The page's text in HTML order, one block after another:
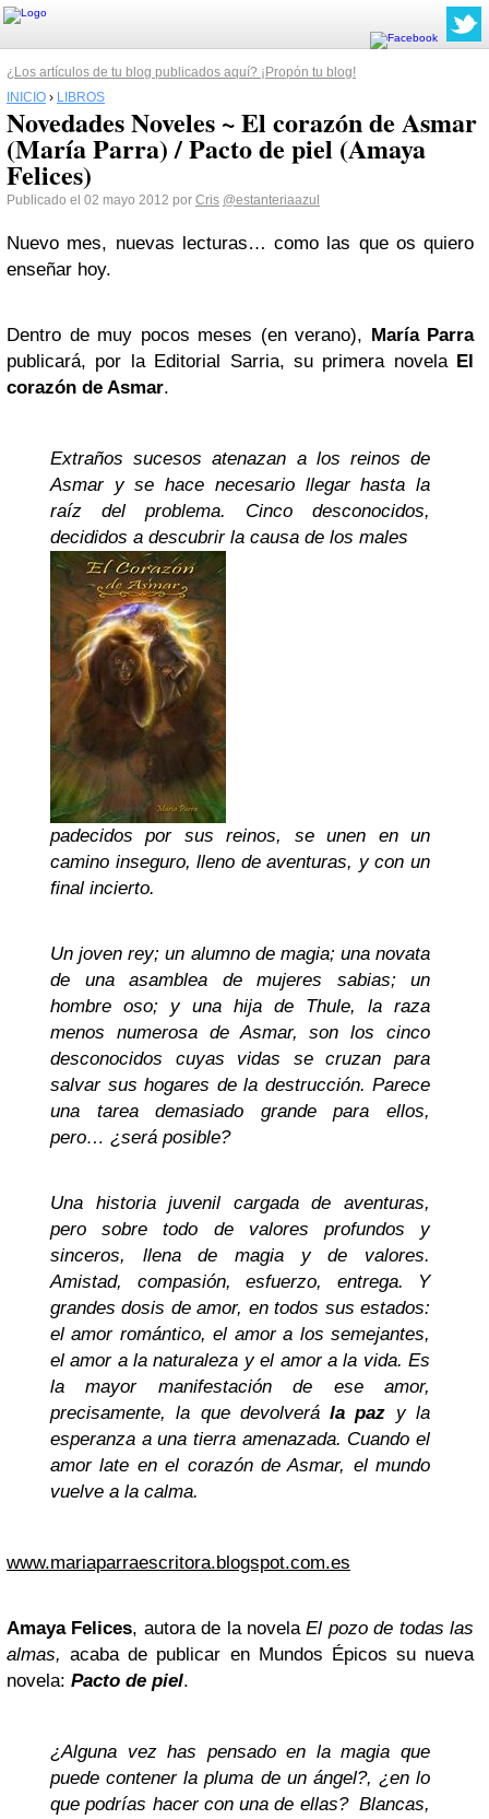
¿Los artículos de tu blog publicados aquí? ¡Propón tu blog!
INICIO › LIBROS
Novedades Noveles ~ El corazón de Asmar
(María Parra) / Pacto de piel (Amaya
Felices)
Publicado el 02 mayo 2012 por Cris @estanteriaazul
Nuevo mes, nuevas lecturas… como las que os quiero
enseñar hoy.
Dentro de muy pocos meses (en verano), María Parra
publicará, por la Editorial Sarria, su primera novela El
corazón de Asmar.
Extraños sucesos atenazan a los reinos de
Asmar y se hace necesario llegar hasta la
raíz del problema. Cinco desconocidos,
decididos a descubrir la causa de los males
padecidos por sus reinos, se unen en un
camino inseguro, lleno de aventuras, y con un
final incierto.
Un joven rey; un alumno de magia; una novata
de una asamblea de mujeres sabias; un
hombre oso; y una hija de Thule, la raza
menos numerosa de Asmar, son los cinco
desconocidos cuyas vidas se cruzan para
salvar sus hogares de la destrucción. Parece
una tarea demasiado grande para ellos,
pero… ¿será posible?
Una historia juvenil cargada de aventuras,
pero sobre todo de valores profundos y
sinceros, llena de magia y de valores.
Amistad, compasión, esfuerzo, entrega. Y
grandes dosis de amor, en todos sus estados:
el amor romántico, el amor a los semejantes,
el amor a la naturaleza y el amor a la vida. Es
la mayor manifestación de ese amor,
precisamente, la que devolverála paz y la
esperanza a una tierra amenazada. Cuando el
amor late en el corazón de Asmar, el mundo
vuelve a la calma.
www.mariaparraescritora.blogspot.com.es
Amaya Felices, autora de la novelaEl pozo de todas las
almas, acaba de publicar en Mundos Épicos su nueva
novela: Pacto de piel.
¿Alguna vez has pensado en la magia que
puede contener la pluma de un ángel?, ¿en lo
que podrías hacer con una de ellas? Blancas,